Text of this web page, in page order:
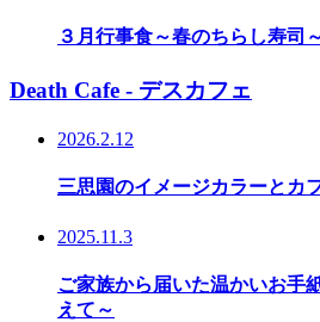
３月行事食～春のちらし寿司
Death Cafe - デスカフェ
2026.2.12
三思園のイメージカラーとカ
2025.11.3
ご家族から届いた温かいお
えて～